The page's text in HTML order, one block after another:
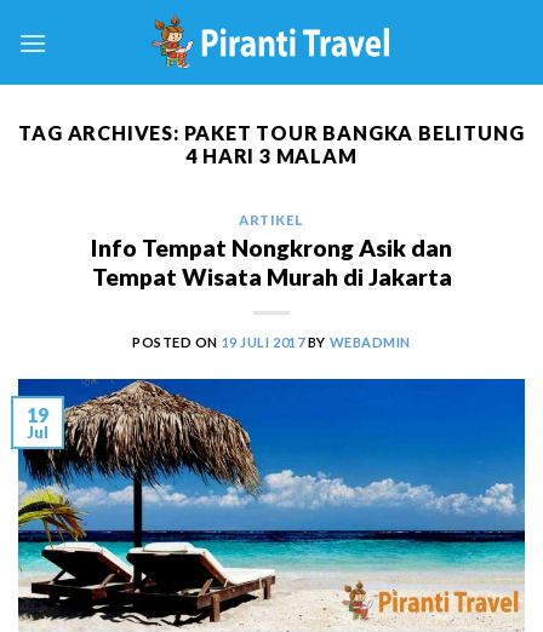
TAG ARCHIVES: PAKET TOUR BANGKA BELITUNG
4 HARI 3 MALAM
ARTIKEL
Info Tempat Nongkrong Asik dan
Tempat Wisata Murah di Jakarta
POSTED ON 19 JULI 2017BY WEBADMIN
19
Jul